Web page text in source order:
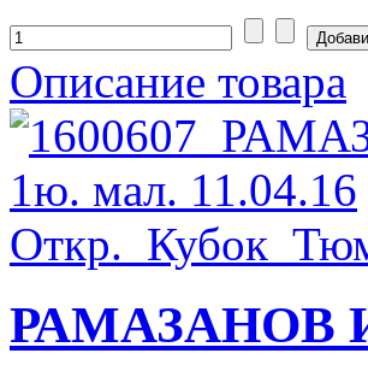
Описание товара
РАМАЗАНОВ